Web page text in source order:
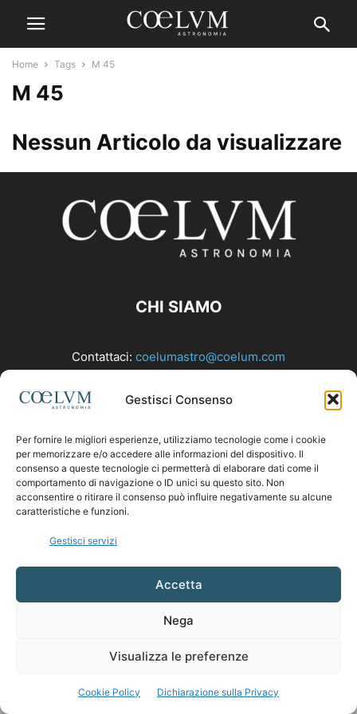
Gestisci Consenso
Per fornire le migliori esperienze, utilizziamo tecnologie come i cookie
per memorizzare e/o accedere alle informazioni del dispositivo. Il
consenso a queste tecnologie ci permetterà di elaborare dati come il
comportamento di navigazione o ID unici su questo sito. Non
acconsentire o ritirare il consenso può influire negativamente su alcune
caratteristiche e funzioni.
Gestisci servizi
Accetta
Nega
Visualizza le preferenze
Cookie Policy Dichiarazione sulla Privacy
Home Tags M 45
M 45
Nessun Articolo da visualizzare
CHI SIAMO
Contattaci: coelumastro@coelum.com
SEGUICI